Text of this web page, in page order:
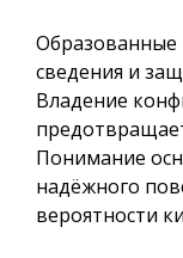
Образованные
сведения и
Владение
Понимание
надёжного
вероятности